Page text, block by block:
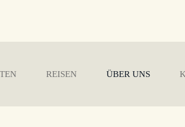
REISEN ÜBER UNS